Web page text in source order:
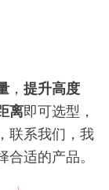
， 提升高度
离即可选型，
联系我们，我
适的产品。